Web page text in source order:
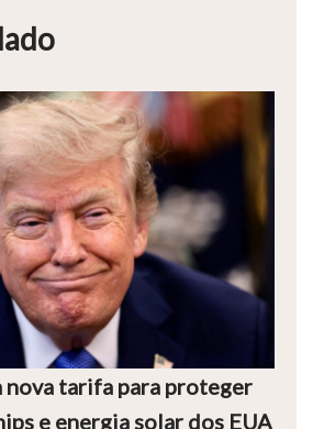
nova tarifa para proteger
e energia solar dos EUA